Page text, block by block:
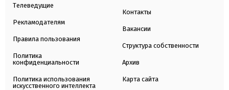
Телеведущие
Рекламодателям
Правила пользования
Политика
конфиденциальности
Политика использования
искусственного интеллекта
Контакты
Вакансии
Структура собственности
Архив
Карта сайта